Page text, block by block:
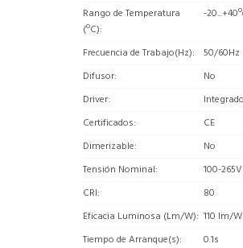
Rango de Temperatura
(ºC)
-
Frecuencia de Trabajo(Hz)
50/60Hz
Difusor
No
Driver
Integrado
Certificados
CE
Dimerizable
No
Tensión Nominal
100-265V
CRI
80
Eficacia Luminosa (Lm/W) 110 lm/W
Tiempo de Arranque(s)
0.1s